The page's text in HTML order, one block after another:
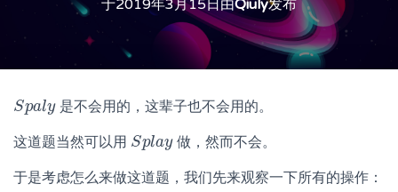
于2019年3月15日由Qiuly发布
Spaly
Spaly 是不会用的，这辈子也不会用的。
这道题当然可以用 Splay
Splay 做，然而不会。
于是考虑怎么来做这道题，我们先来观察一下所有的操作：